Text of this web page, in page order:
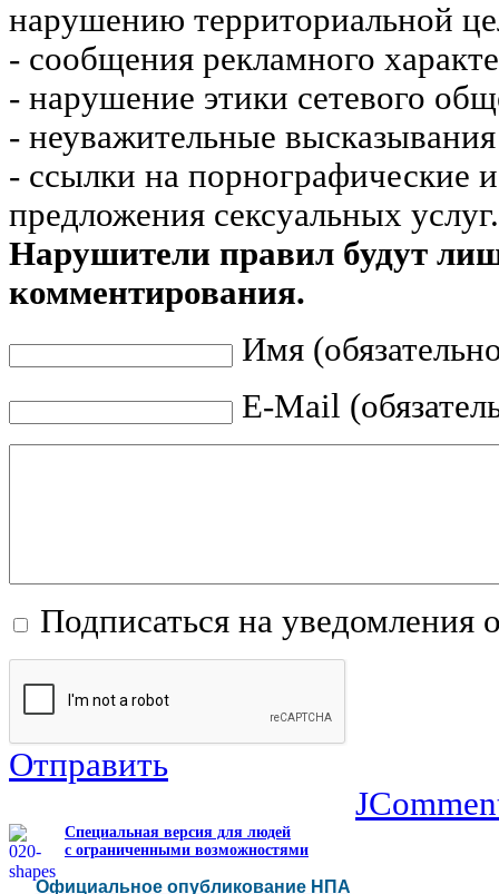
нарушению территориальной
- сообщения рекламного
- нарушение этики сетевого
- неуважительные
- ссылки на порнографические
предложения сексуальных услуг.
Нарушители правил будут
комментирования.
Имя
E-Mail
Подписаться на уведомления
Отправить
Специальная версия для людей
с ограниченными возможностями
Официальное опубликование НПА